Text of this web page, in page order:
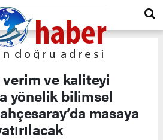
ve kaliteyi
yönelik bilimsel
masaya